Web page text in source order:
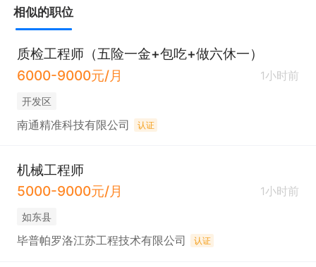
相似的职位
质检工程师（五险一金+包吃+做六休一）
6000-9000元/月
1小时前
开发区
南通精准科技有限公司 认证
机械工程师
5000-9000元/月
1小时前
如东县
毕普帕罗洛江苏工程技术有限公司 认证